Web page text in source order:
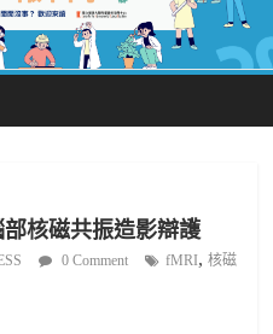
部核磁共振造影辯護
0 Comment fMRI,核磁